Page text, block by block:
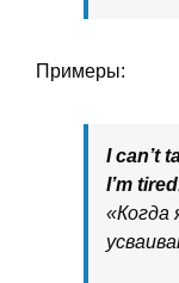
Примеры:
I can’t
I’m
«Когда